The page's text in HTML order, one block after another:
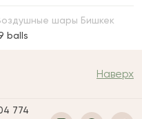
шары Бишкек
balls
Наверх
774